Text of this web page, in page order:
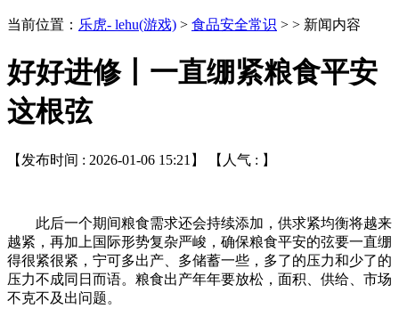
当前位置： 乐虎- lehu(游戏) > 食品安全常识 > > 新闻内容
好好进修丨一直绷紧粮食平安
这根弦
【发布时间 : 2026-01-06 15:21】 【人气 : 】
此后一个期间粮食需求还会持续添加，供求紧均衡将越来
越紧，再加上国际形势复杂严峻，确保粮食平安的弦要一直绷
得很紧很紧，宁可多出产、多储蓄一些，多了的压力和少了的
压力不成同日而语。粮食出产年年要放松，面积、供给、市场
不克不及出问题。